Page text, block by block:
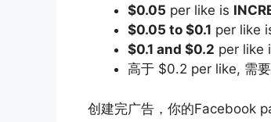
$0.05 per like is
$0.05 to $0.1 per like
$0.1 and $0.2 per like
高于 $0.2 per like, 需
创建完广告，你的Facebook